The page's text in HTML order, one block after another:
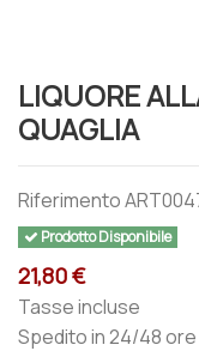
LIQUORE
QUAGLIA
Riferimento
Prodotto Disponibile
21,80 €
Tasse incluse
Spedito in 24/48 ore